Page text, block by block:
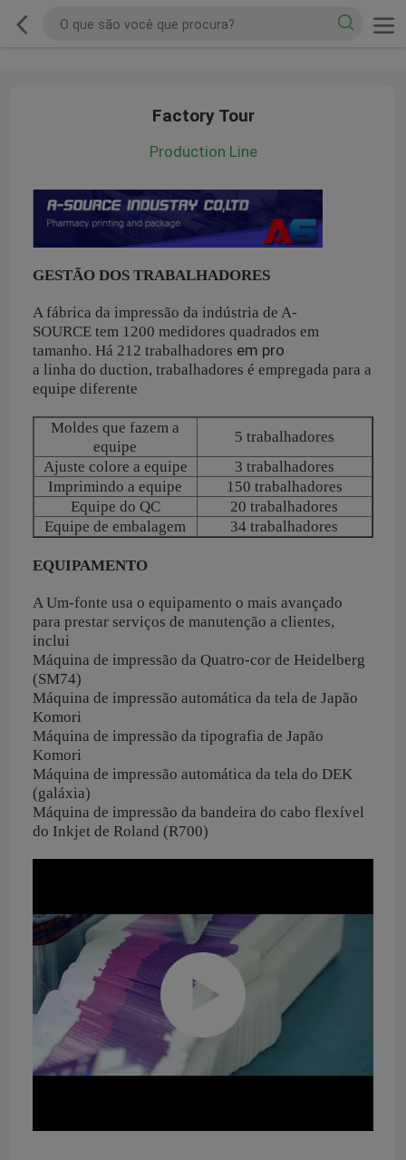
Factory Tour
Production Line
GESTÃO DOS TRABALHADORES
A fábrica da impressão da indústria de A-
SOURCE tem 1200 medidores quadrados em
tamanho. Há 212 trabalhadores em pro
a linha do duction, trabalhadores é empregada para a
equipe diferente
Moldes que fazem a
equipe
5 trabalhadores
Ajuste colore a equipe
3 trabalhadores
Imprimindo a equipe
150 trabalhadores
Equipe do QC
20 trabalhadores
Equipe de embalagem
34 trabalhadores
EQUIPAMENTO
A Um-fonte usa o equipamento o mais avançado
para prestar serviços de manutenção a clientes,
inclui
Máquina de impressão da Quatro-cor de Heidelberg
(SM74)
Máquina de impressão automática da tela de Japão
Komori
Máquina de impressão da tipografia de Japão
Komori
Máquina de impressão automática da tela do DEK
(galáxia)
Máquina de impressão da bandeira do cabo flexível
do Inkjet de Roland (R700)